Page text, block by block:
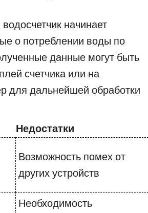
начинает
о потреблении воды по
данные могут быть
счетчика или на
для дальнейшей обработки
Недостатки
Возможность помех от
других устройств
Необходимость